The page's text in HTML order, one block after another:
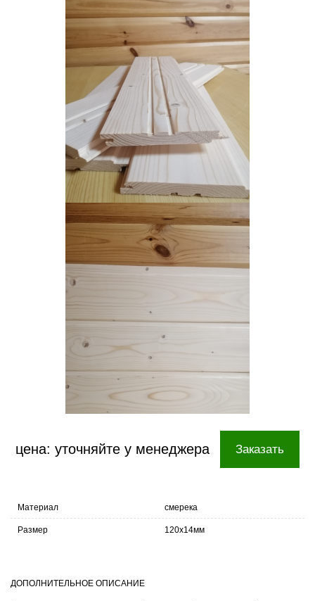
цена: уточняйте у менеджера Заказать
Материал смерека
Размер 120х14мм
ДОПОЛНИТЕЛЬНОЕ ОПИСАНИЕ